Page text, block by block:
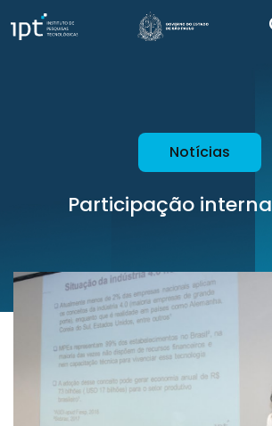
Notícias
Participação